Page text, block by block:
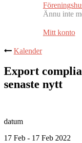
Ännu inte
Mitt konto
Kalender
Export
senaste nytt
datum
17 Feb - 17 Feb 2022